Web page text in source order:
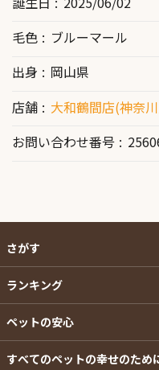
毛色
ブルーマール
出身
岡山県
店舗
大和鶴間店(神奈
お問い合わせ番号
さがす
ランキング
ペットの安心
すべてのペットの幸せのため